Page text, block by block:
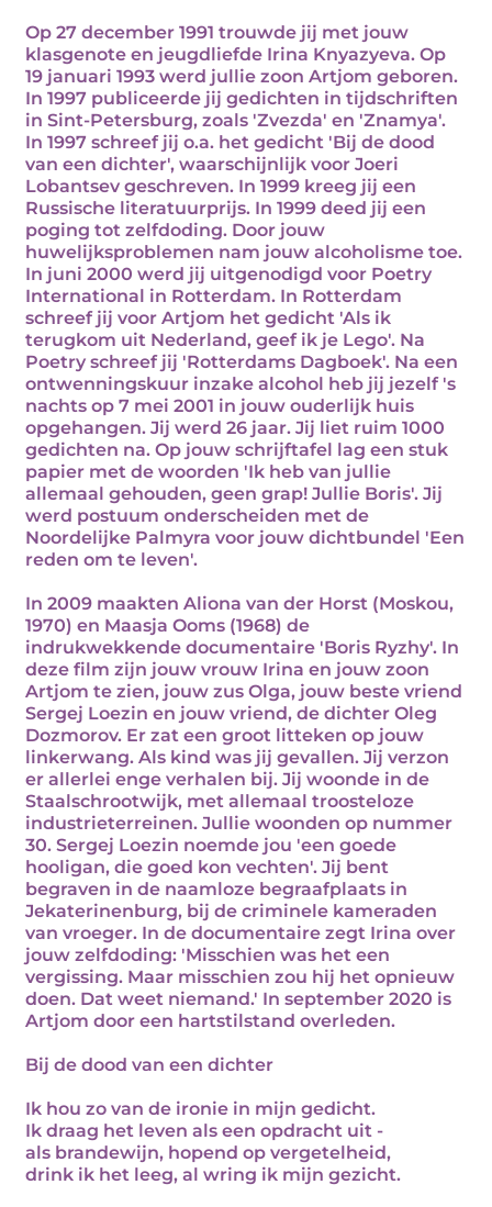
Op 27 december 1991 trouwde jij met jouw
klasgenote en jeugdliefde Irina Knyazyeva. Op
19 januari 1993 werd jullie zoon Artjom geboren.
In 1997 publiceerde jij gedichten in tijdschriften
in Sint-Petersburg, zoals 'Zvezda' en 'Znamya'.
In 1997 schreef jij o.a. het gedicht 'Bij de dood
van een dichter', waarschijnlijk voor Joeri
Lobantsev geschreven. In 1999 kreeg jij een
Russische literatuurprijs. In 1999 deed jij een
poging tot zelfdoding. Door jouw
huwelijksproblemen nam jouw alcoholisme toe.
In juni 2000 werd jij uitgenodigd voor Poetry
International in Rotterdam. In Rotterdam
schreef jij voor Artjom het gedicht 'Als ik
terugkom uit Nederland, geef ik je Lego'. Na
Poetry schreef jij 'Rotterdams Dagboek'. Na een
ontwenningskuur inzake alcohol heb jij jezelf 's
nachts op 7 mei 2001 in jouw ouderlijk huis
opgehangen. Jij werd 26 jaar. Jij liet ruim 1000
gedichten na. Op jouw schrijftafel lag een stuk
papier met de woorden 'Ik heb van jullie
allemaal gehouden, geen grap! Jullie Boris'. Jij
werd postuum onderscheiden met de
Noordelijke Palmyra voor jouw dichtbundel 'Een
reden om te leven'.
In 2009 maakten Aliona van der Horst (Moskou,
1970) en Maasja Ooms (1968) de
indrukwekkende documentaire 'Boris Ryzhy'. In
deze film zijn jouw vrouw Irina en jouw zoon
Artjom te zien, jouw zus Olga, jouw beste vriend
Sergej Loezin en jouw vriend, de dichter Oleg
Dozmorov. Er zat een groot litteken op jouw
linkerwang. Als kind was jij gevallen. Jij verzon
er allerlei enge verhalen bij. Jij woonde in de
Staalschrootwijk, met allemaal troosteloze
industrieterreinen. Jullie woonden op nummer
30. Sergej Loezin noemde jou 'een goede
hooligan, die goed kon vechten'. Jij bent
begraven in de naamloze begraafplaats in
Jekaterinenburg, bij de criminele kameraden
van vroeger. In de documentaire zegt Irina over
jouw zelfdoding: 'Misschien was het een
vergissing. Maar misschien zou hij het opnieuw
doen. Dat weet niemand.' In september 2020 is
Artjom door een hartstilstand overleden.
Bij de dood van een dichter
Ik hou zo van de ironie in mijn gedicht.
Ik draag het leven als een opdracht uit -
als brandewijn, hopend op vergetelheid,
drink ik het leeg, al wring ik mijn gezicht.